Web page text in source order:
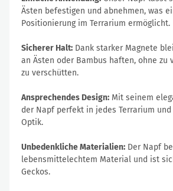
Ästen befestigen und abnehmen, was
Positionierung im Terrarium ermöglicht.
Sicherer Halt: Dank starker Magnete
an Ästen oder Bambus haften, ohne zu
zu verschütten.
Ansprechendes Design: Mit seinem
der Napf perfekt in jedes Terrarium
Optik.
Unbedenkliche Materialien: Der Napf
lebensmittelechtem Material und ist
Geckos.